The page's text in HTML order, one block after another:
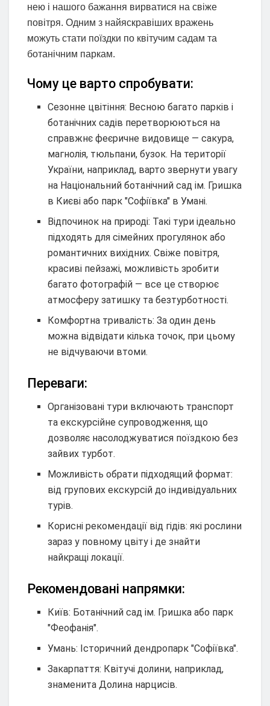
нею і нашого бажання вирватися на свіже
повітря. Одним з найяскравіших вражень
можуть стати поїздки по квітучим садам та
ботанічним паркам.
Чому це варто спробувати:
Сезонне цвітіння: Весною багато парків і
ботанічних садів перетворюються на
справжнє феєричне видовище — сакура,
магнолія, тюльпани, бузок. На території
України, наприклад, варто звернути увагу
на Національний ботанічний сад ім. Гришка
в Києві або парк "Софіївка" в Умані.
Відпочинок на природі: Такі тури ідеально
підходять для сімейних прогулянок або
романтичних вихідних. Свіже повітря,
красиві пейзажі, можливість зробити
багато фотографій — все це створює
атмосферу затишку та безтурботності.
Комфортна тривалість: За один день
можна відвідати кілька точок, при цьому
не відчуваючи втоми.
Переваги:
Організовані тури включають транспорт
та екскурсійне супроводження, що
дозволяє насолоджуватися поїздкою без
зайвих турбот.
Можливість обрати підходящий формат:
від групових екскурсій до індивідуальних
турів.
Корисні рекомендації від гідів: які рослини
зараз у повному цвіту і де знайти
найкращі локації.
Рекомендовані напрямки:
Київ: Ботанічний сад ім. Гришка або парк
"Феофанія".
Умань: Історичний дендропарк "Софіївка".
Закарпаття: Квітучі долини, наприклад,
знаменита Долина нарцисів.